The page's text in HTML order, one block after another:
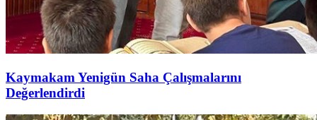
Kaymakam Yenigün Saha Çalışmalarını
Değerlendirdi